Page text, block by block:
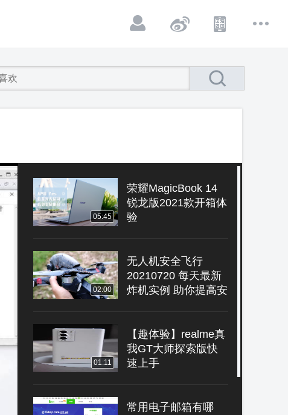
05:45
荣耀MagicBook 14
锐龙版2021款开箱体
验
02:00
无人机安全飞行
20210720 每天最新
炸机实例 助你提高安
01:11
【趣体验】realme真
我GT大师探索版快
速上手
常用电子邮箱有哪